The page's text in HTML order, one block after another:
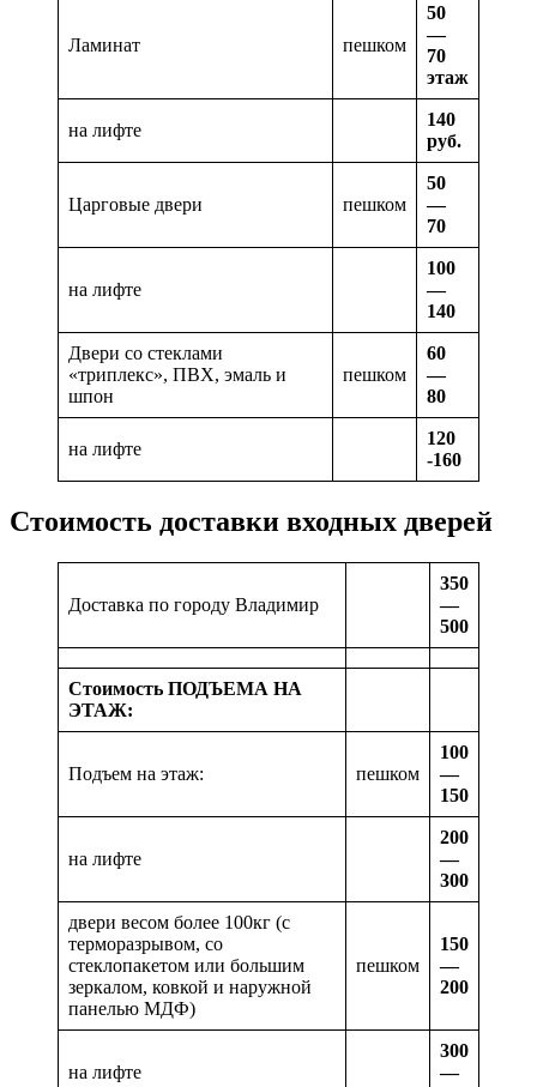
Ламинат пешком
50
—
70
этаж
на лифте
140
руб.
Царговые двери пешком
50
—
70
на лифте
100
—
140
Двери со стеклами
«триплекс», ПВХ, эмаль и
шпон
пешком
60
—
80
на лифте
120
-160
Стоимость доставки входных дверей
Доставка по городу Владимир
350
—
500
Стоимость ПОДЪЕМА НА
ЭТАЖ:
Подъем на этаж: пешком
100
—
150
на лифте
200
—
300
двери весом более 100кг (с
терморазрывом, со
стеклопакетом или большим
зеркалом, ковкой и наружной
панелью МДФ)
пешком
150
—
200
на лифте
300
—